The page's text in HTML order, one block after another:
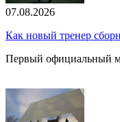
07.08.2026
Как новый тренер
Первый официальный